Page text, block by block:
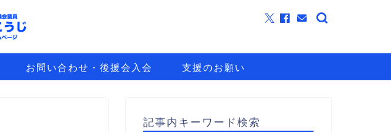
お問い合わせ・後援会入会 支援のお願い
記事内キーワード検索